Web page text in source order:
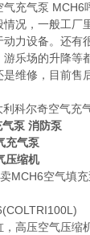
充气泵 MCH6
况，一般工厂
力设备。还有
乐场的升降等
维修，目前售
泵 消防泵
充气泵
压缩机
MCH6空气填
，高压空气压缩